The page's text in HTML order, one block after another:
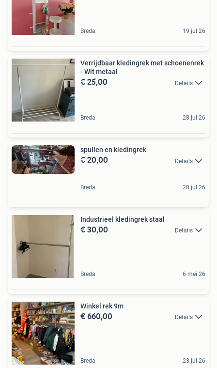
Breda 19 jul 26
Verrijdbaar kledingrek met schoenenrek
- Wit metaal
€ 25,00 Details
Breda 28 jul 26
spullen en kledingrek
€ 20,00 Details
Breda 28 jul 26
Industrieel kledingrek staal
€ 30,00 Details
Breda 6 mei 26
Winkel rek 9m
€ 660,00 Details
Breda 23 jul 26